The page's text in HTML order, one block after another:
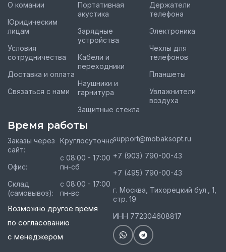
О комании
Юридическим
лицам
Условия
сотрудничества
Доставка и оплата
Связаться с нами
Портативная
акустика
Зарядные
устройства
Кабели и
переходники
Наушники и
гарнитура
Защитные стекла
Держатели
телефона
Электроника
Чехлы для
телефонов
Планшеты
Увлажнители
воздуха
Время работы
Заказы через
сайт:
Офис:
Склад
(самовывоз):
Круглосуточно
с 08:00 - 17:00
пн-сб
с 08:00 - 17:00
пн-вс
Возможно другое время
по согласованию
с менеджером
support@mobaksopt.ru
+7 (903) 790-00-43
+7 (495) 790-00-43
г. Москва, Тихорецкий бул., 1,
стр. 19
ИНН 772304608817